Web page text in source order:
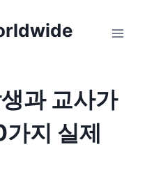
과 교사가
지 실제